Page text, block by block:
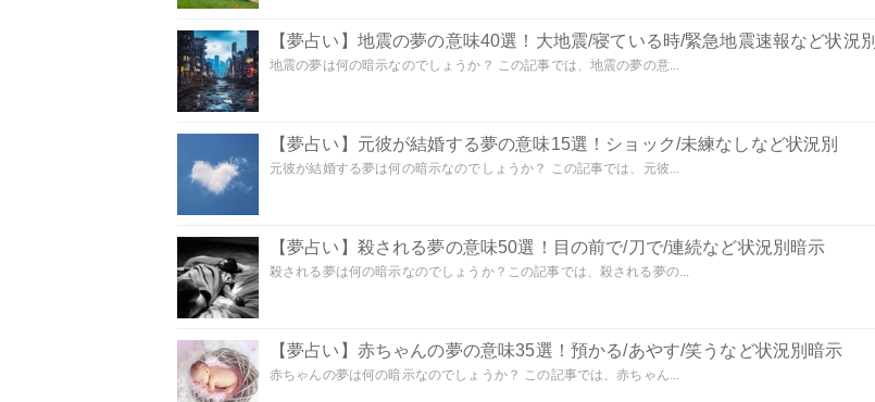
【夢占い】地震の夢の意味40選！大地震/寝ている時/緊急地震速報など状況別
地震の夢は何の暗示なのでしょうか？ この記事では、地震の夢の意...
【夢占い】元彼が結婚する夢の意味15選！ショック/未練なしなど状況別
元彼が結婚する夢は何の暗示なのでしょうか？ この記事では、元彼...
【夢占い】殺される夢の意味50選！目の前で/刀で/連続など状況別暗示
殺される夢は何の暗示なのでしょうか？この記事では、殺される夢の...
【夢占い】赤ちゃんの夢の意味35選！預かる/あやす/笑うなど状況別暗示
赤ちゃんの夢は何の暗示なのでしょうか？ この記事では、赤ちゃん...